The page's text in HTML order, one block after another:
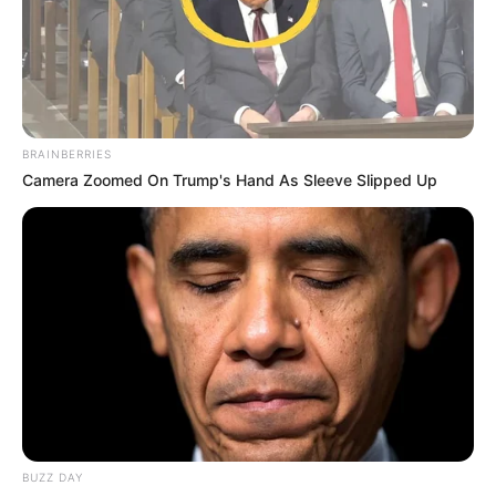
COMPARTIR
ALERTA BOGOTÁ EN GOOGLE NEWS
TEMAS RELACIONADOS
COTA, CUNDINAMARCA
VARIANTE
CHÍA, CUNDINAMARCA
VÍAS DE CUNDINAMARCA
MANTÉNGASE EN ALERTA
Tenemos todas las noticias que le
interesan. Para estar bien informado, por
favor, active las notificaciones de Alerta.
BRAINBERRIES
Camera Zoomed On Trump's Hand As Sleeve Slipped Up
BUZZ DAY